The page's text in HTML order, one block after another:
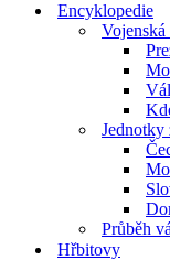
Encyklopedie
Vojenská
Jednotky
Průběh
Hřbitovy